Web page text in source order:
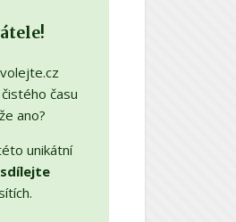
čistého času
ano?
unikátní
sdílejte